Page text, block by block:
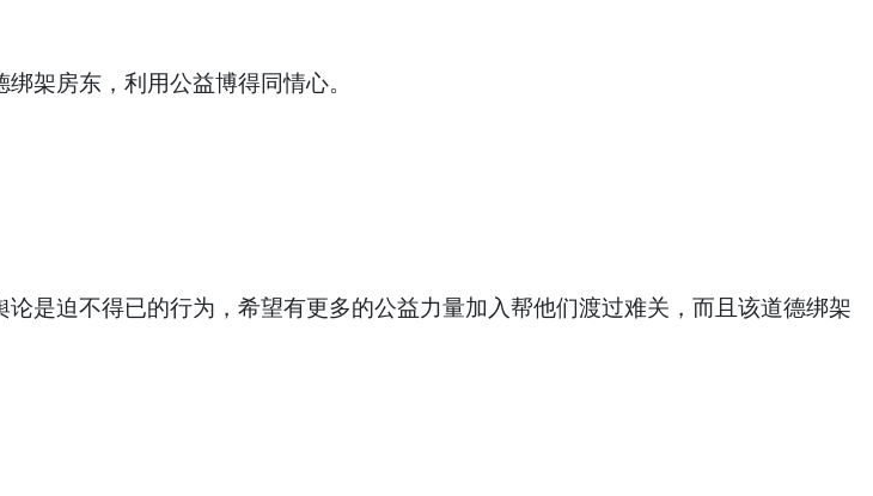
架房东，利用公益博得同情心。
是迫不得已的行为，希望有更多的公益力量加入帮他们渡过难关，而且该道德绑架